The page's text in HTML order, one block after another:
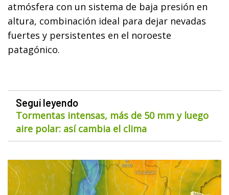
atmósfera con un sistema de baja presión en
altura, combinación ideal para dejar nevadas
fuertes y persistentes en el noroeste
patagónico.
Seguí leyendo
Tormentas intensas, más de 50 mm y luego
aire polar: así cambia el clima